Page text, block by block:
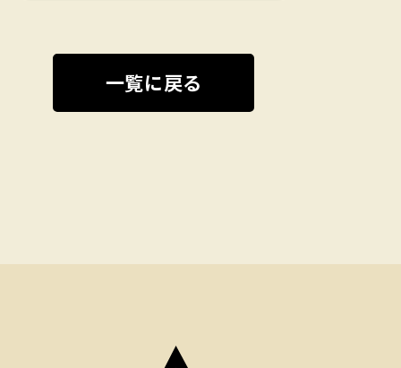
一覧に戻る